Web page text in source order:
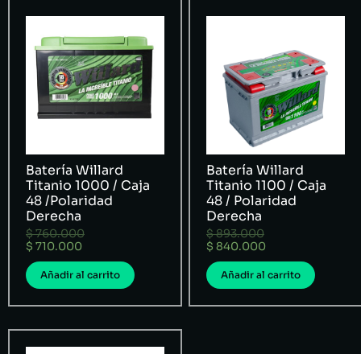
Batería Willard
Titanio 1000 / Caja
48 /Polaridad
Derecha
$760.000
$ 710.000
Añadir al carrito
Batería Willard
Titanio 1100 / Caja
48 / Polaridad
Derecha
$893.000
$ 840.000
Añadir al carrito